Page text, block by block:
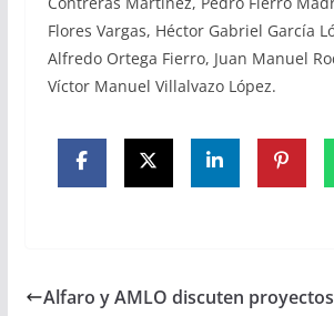
Flores Vargas, Héctor Gabriel García
Alfredo Ortega Fierro, Juan Manuel
Víctor Manuel Villalvazo López.
Alfaro y AMLO discuten